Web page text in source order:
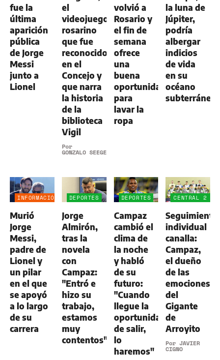
fue la
última
aparición
pública
de Jorge
Messi
junto a
Lionel
el
videojuego
rosarino
que fue
reconocido
en el
Concejo y
que narra
la historia
de la
biblioteca
Vigil
Por
GONZALO SEEGER
volvió a
Rosario y
el fin de
semana
ofrece
una
buena
oportunidad
para
lavar la
ropa
la luna de
Júpiter,
podría
albergar
indicios
de vida
en su
océano
subterráneo
INFORMACIÓN
Murió
Jorge
Messi,
padre de
Lionel y
un pilar
en el que
se apoyó
a lo largo
de su
carrera
DEPORTES
Jorge
Almirón,
tras la
novela
con
Campaz:
"Entró e
hizo su
trabajo,
estamos
muy
contentos"
DEPORTES
Campaz
cambió el
clima de
la noche
y habló
de su
futuro:
"Cuando
llegue la
oportunidad
de salir,
lo
haremos"
CENTRAL 2
ALDOSIVI
1
Seguimiento
individual
canalla:
Campaz,
el dueño
de las
emociones
del
Gigante
de
Arroyito
PorJAVIER
CIGNO